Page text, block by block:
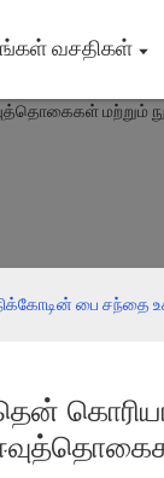
வசதிகள்
பை சந்தை